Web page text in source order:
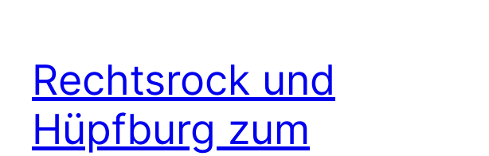
Rechtsrock und
Hüpfburg zum